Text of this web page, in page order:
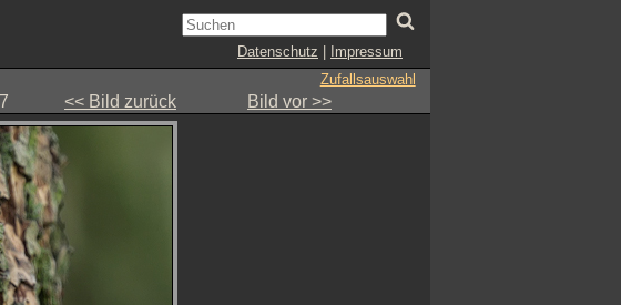
Datenschutz Impressum
Zufallsauswahl
<< Bild zurück Bild vor >>